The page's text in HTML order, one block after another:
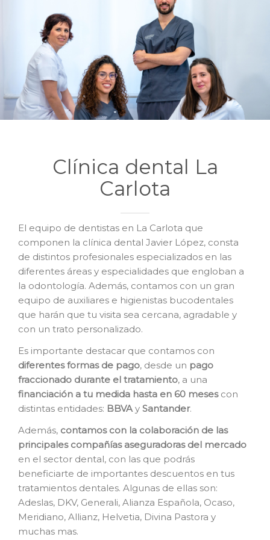
Clínica dental La
Carlota
El equipo de dentistas en La Carlota que
componen la clínica dental Javier López, consta
de distintos profesionales especializados en las
diferentes áreas y especialidades que engloban a
la odontología. Además, contamos con un gran
equipo de auxiliares e higienistas bucodentales
que harán que tu visita sea cercana, agradable y
con un trato personalizado.
Es importante destacar que contamos con
diferentes formas de pago, desde un pago
fraccionado durante el tratamiento, a una
financiación a tu medida hasta en 60 mesescon
distintas entidades: BBVAy Santander.
Además, contamos con la colaboración de las
principales compañías aseguradoras del mercado
en el sector dental, con las que podrás
beneficiarte de importantes descuentos en tus
tratamientos dentales. Algunas de ellas son:
Adeslas, DKV, Generali, Alianza Española, Ocaso,
Meridiano, Allianz, Helvetia, Divina Pastora y
muchas mas.